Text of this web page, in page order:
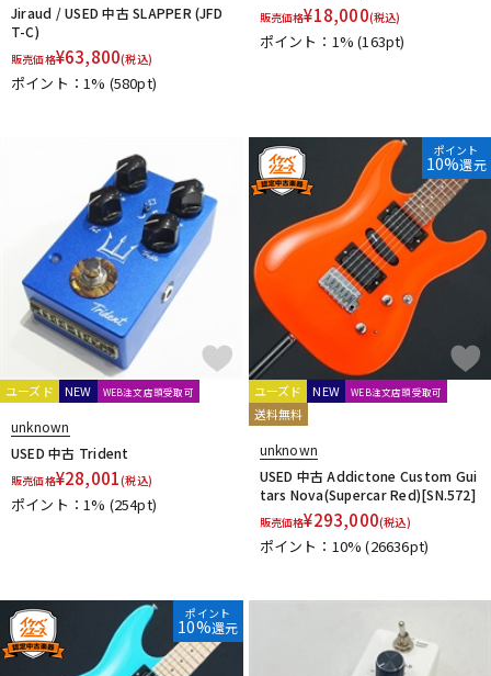
DJ機器
レコーディング機器
配信/ライブ機器 楽器アクセサリ
中古 ヴィンテージ
Jiraud / USED 中古 SLAPPER (JFD
T-C)
販売価格¥63,800(税込)
ポイント：1% (580pt)
販売価格¥18,000(税込)
ポイント：1%(163pt)
ユーズド NEW WEB注文店頭受取可
unknown
USED 中古 Trident
販売価格¥28,001(税込)
ポイント：1% (254pt)
ポイント
10%還元
ユーズド NEW WEB注文店頭受取可
送料無料
unknown
USED 中古 Addictone Custom Gui
tars Nova(Supercar Red)[SN.572]
販売価格¥293,000(税込)
ポイント：10%(26636pt)
ポイント
10%還元